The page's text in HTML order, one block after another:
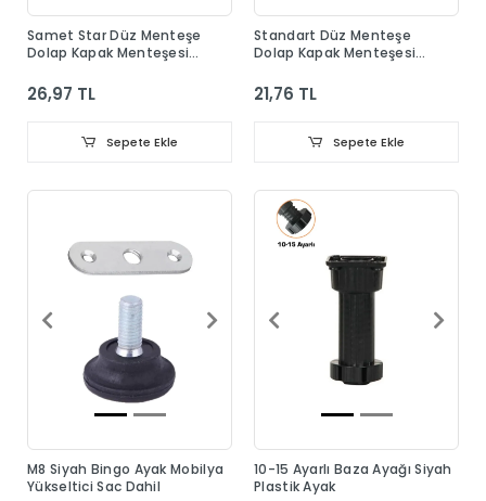
Samet Star Düz Menteşe
Dolap Kapak Menteşesi
26,97 TL
Sepete Ekle
Standart Düz Menteşe
Dolap Kapak Menteşesi
21,76 TL
Sepete Ekle
M8 Siyah Bingo Ayak Mobilya
Yükseltici Sac Dahil
10-15 Ayarlı Baza Ayağı Siyah
Plastik Ayak